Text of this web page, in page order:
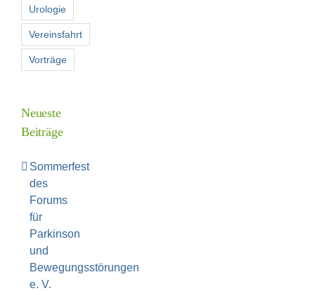
Urologie
Vereinsfahrt
Vorträge
Neueste
Beiträge
Sommerfest
des
Forums
für
Parkinson
und
Bewegungsstörungen
e. V.